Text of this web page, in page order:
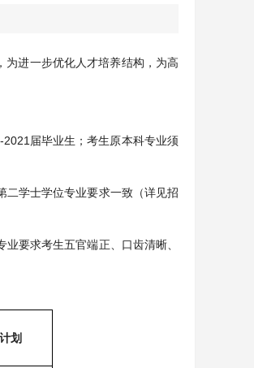
进一步优化人才培养结构，为高
届毕业生；考生原本科专业须
二学士学位专业要求一致（详见招
要求考生五官端正、口齿清晰、
划